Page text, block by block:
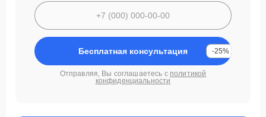
Бесплатная консультация -25%
Отправляя, Вы соглашаетесь с политикой
конфиденциальности